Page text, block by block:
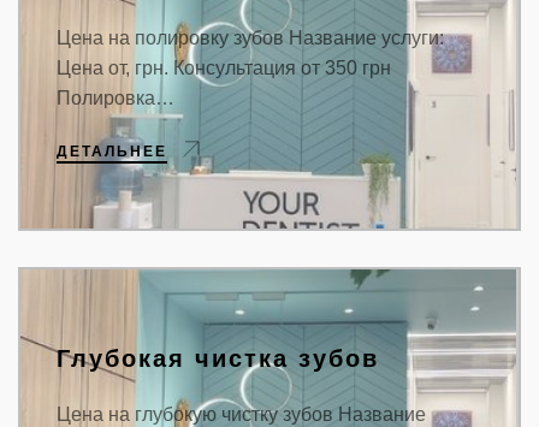
Цена на полировку зубов Название услуги:
Цена от, грн. Консультация от 350 грн
Полировка…
ДЕТАЛЬНЕЕ
Глубокая чистка зубов
Цена на глубокую чистку зубов Название